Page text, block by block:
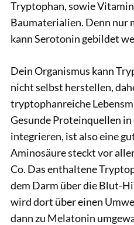
Tryptophan, sowie
Baumaterialien. Denn nur
kann Serotonin gebildet
Dein Organismus kann
nicht selbst herstellen,
tryptophanreiche
Gesunde Proteinquellen in
integrieren, ist also eine
Aminosäure steckt vor
Co. Das enthaltene
dem Darm über die Blut-
wird dort über einen
dann zu Melatonin